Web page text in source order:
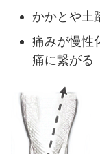
かかとや土
痛みが慢性
痛に繋がる